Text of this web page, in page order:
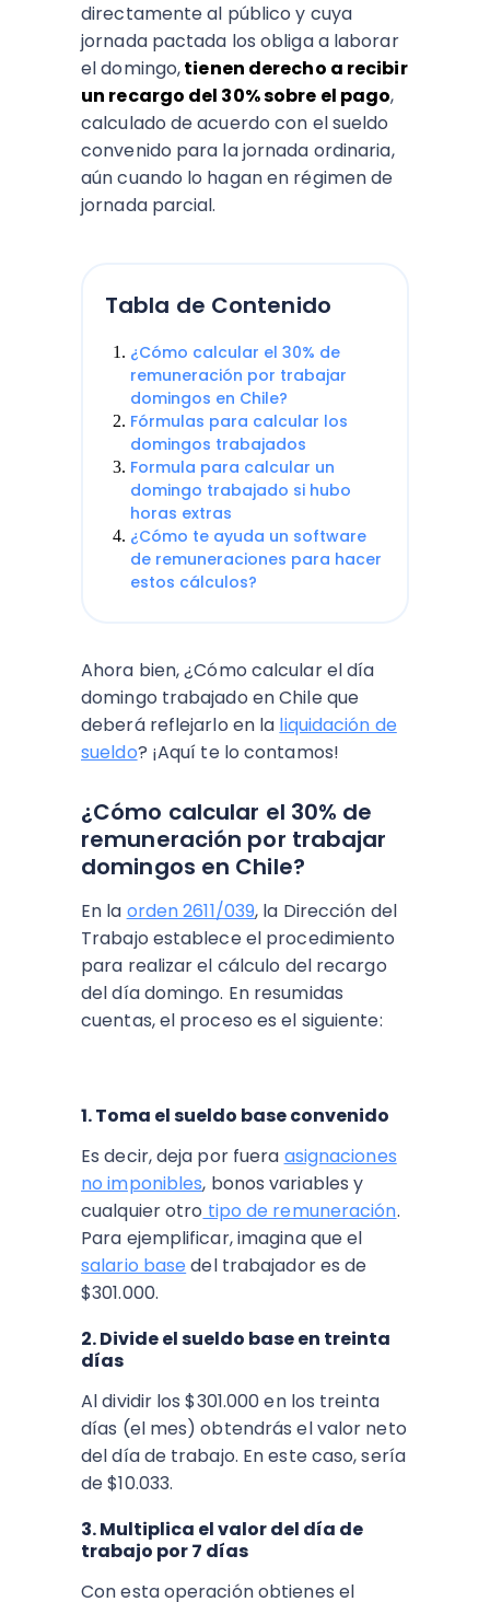
directamente al público y cuya
jornada pactada los obliga a laborar
el domingo,tienen derecho a recibir
un recargo del 30% sobre el pago,
calculado de acuerdo con el sueldo
convenido para la jornada ordinaria,
aún cuando lo hagan en régimen de
jornada parcial.
Tabla de Contenido
¿Cómo calcular el 30% de
remuneración por trabajar
domingos en Chile?
Fórmulas para calcular los
domingos trabajados
Formula para calcular un
domingo trabajado si hubo
horas extras
¿Cómo te ayuda un software
de remuneraciones para hacer
estos cálculos?
Ahora bien, ¿Cómo calcular el día
domingo trabajado en Chile que
deberá reflejarlo en la liquidación de
sueldo? ¡Aquí te lo contamos!
¿Cómo calcular el 30% de
remuneración por trabajar
domingos en Chile?
En la orden 2611/039, la Dirección del
Trabajo establece el procedimiento
para realizar el cálculo del recargo
del día domingo. En resumidas
cuentas, el proceso es el siguiente:
1. Toma el sueldo base convenido
Es decir, deja por fuera asignaciones
no imponibles, bonos variables y
cualquier otro tipo de remuneración.
Para ejemplificar, imagina que el
salario base del trabajador es de
$301.000.
2. Divide el sueldo base en treinta
días
Al dividir los $301.000 en los treinta
días (el mes) obtendrás el valor neto
del día de trabajo. En este caso, sería
de $10.033.
3. Multiplica el valor del día de
trabajo por 7 días
Con esta operación obtienes el